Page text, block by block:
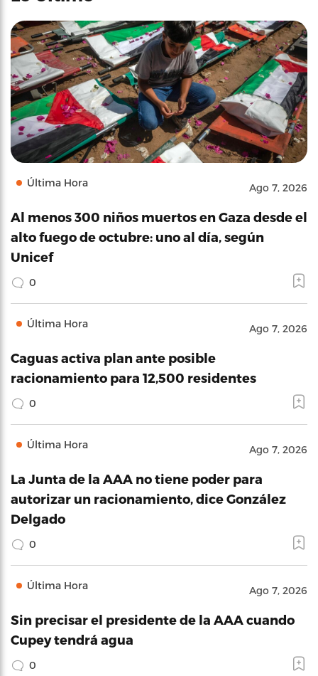
Última Hora Ago 7, 2026
Al menos 300 niños muertos en Gaza desde el
alto fuego de octubre: uno al día, según
Unicef
0
Última Hora Ago 7, 2026
Caguas activa plan ante posible
racionamiento para 12,500 residentes
0
Última Hora Ago 7, 2026
La Junta de la AAA no tiene poder para
autorizar un racionamiento, dice González
Delgado
0
Última Hora Ago 7, 2026
Sin precisar el presidente de la AAA cuando
Cupey tendrá agua
0